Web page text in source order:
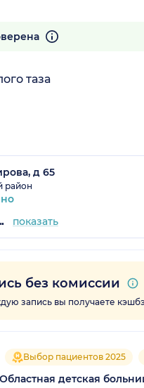
таза
д 65
район
20-13 показать
без комиссии
запись вы получаете
Выбор пациентов 2025
Областная детская